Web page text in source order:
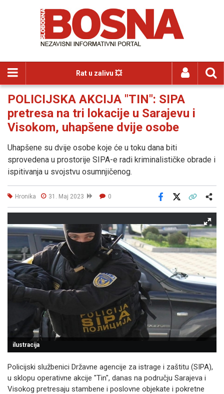
Rat u zalivu 💥
POLICIJSKA AKCIJA "TIN": SIPA
pretresa na tri lokacije u Sarajevu i
Visokom, uhapšene dvije osobe
Uhapšene su dvije osobe koje će u toku dana biti
sprovedena u prostorije SIPA-e radi kriminalističke obrade i
ispitivanja u svojstvu osumnjičenog.
Hronika 31. Maj 2023 0
Facebook
ilustracija
Policijski službenici Državne agencije za istrage i zaštitu (SIPA),
u sklopu operativne akcije "Tin", danas na području Sarajeva i
Visokog pretresaju stambene i poslovne objekate i pokretne